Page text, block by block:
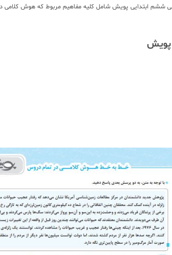
ششم ابتدایی پویش شامل کلیه مفاهیم مربوط که هوش کلامی
پویش